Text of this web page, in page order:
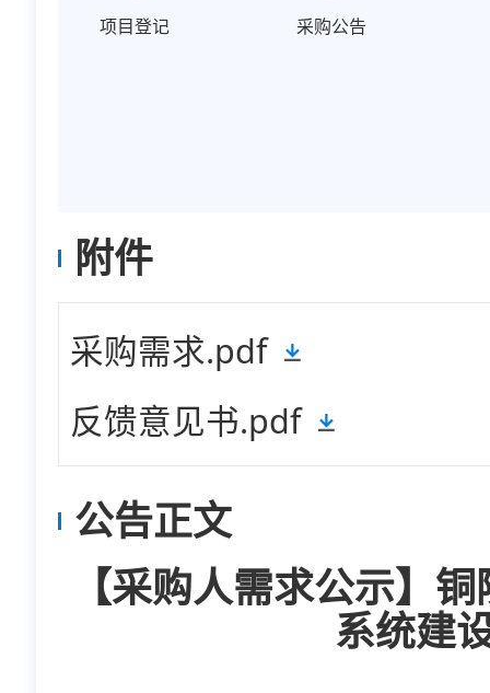
项目登记 采购公告
附件
采购需求.pdf
反馈意见书.pdf
公告正文
【采购人需求公示】
系统建